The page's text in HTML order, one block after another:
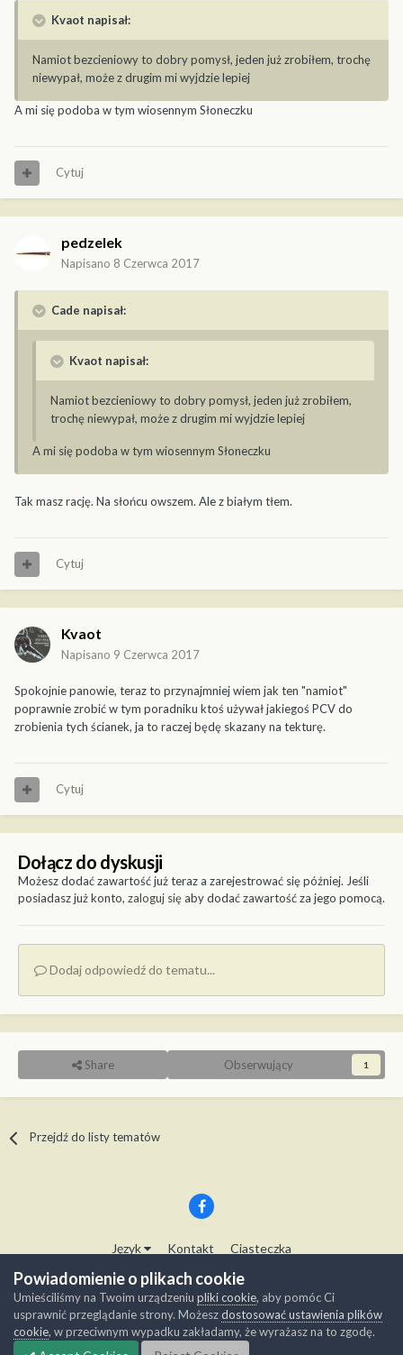
Kvaot napisał:
Namiot bezcieniowy to dobry pomysł, jeden już zrobiłem, trochę
niewypał, może z drugim mi wyjdzie lepiej
A mi się podoba w tym wiosennym Słoneczku
Cytuj
pedzelek
Napisano 8 Czerwca 2017
Cade napisał:
Kvaot napisał:
Namiot bezcieniowy to dobry pomysł, jeden już zrobiłem,
trochę niewypał, może z drugim mi wyjdzie lepiej
A mi się podoba w tym wiosennym Słoneczku
Tak masz rację. Na słońcu owszem. Ale z białym tłem.
Cytuj
Kvaot
Napisano 9 Czerwca 2017
Spokojnie panowie, teraz to przynajmniej wiem jak ten "namiot"
poprawnie zrobić w tym poradniku ktoś używał jakiegoś PCV do
zrobienia tych ścianek, ja to raczej będę skazany na tekturę.
Cytuj
Dołącz do dyskusji
Możesz dodać zawartość już teraz a zarejestrować się później. Jeśli
posiadasz już konto, zaloguj sięaby dodać zawartość za jego pomocą.
Dodaj odpowiedź do tematu...
Share Obserwujący 1
Przejdź do listy tematów
Język Kontakt Ciasteczka
Copyright © Modelwork.pl
Powered by Invision Community
Powiadomienie o plikach cookie
Umieściliśmy na Twoim urządzeniu pliki cookie, aby pomóc Ci
usprawnić przeglądanie strony. Możeszdostosować ustawienia plików
cookie, w przeciwnym wypadku zakładamy, że wyrażasz na to zgodę.